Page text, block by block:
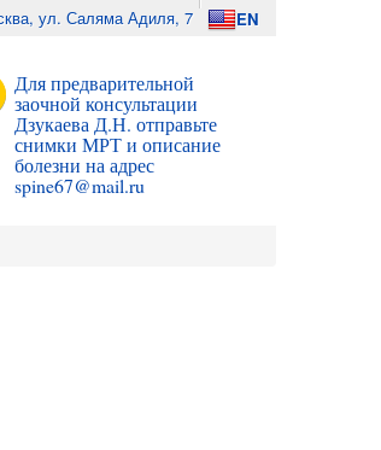
ул. Саляма Адиля, 7 EN
Для предварительной
заочной консультации
Дзукаева Д.Н. отправьте
снимки МРТ и описание
болезни на адрес
spine67@mail.ru